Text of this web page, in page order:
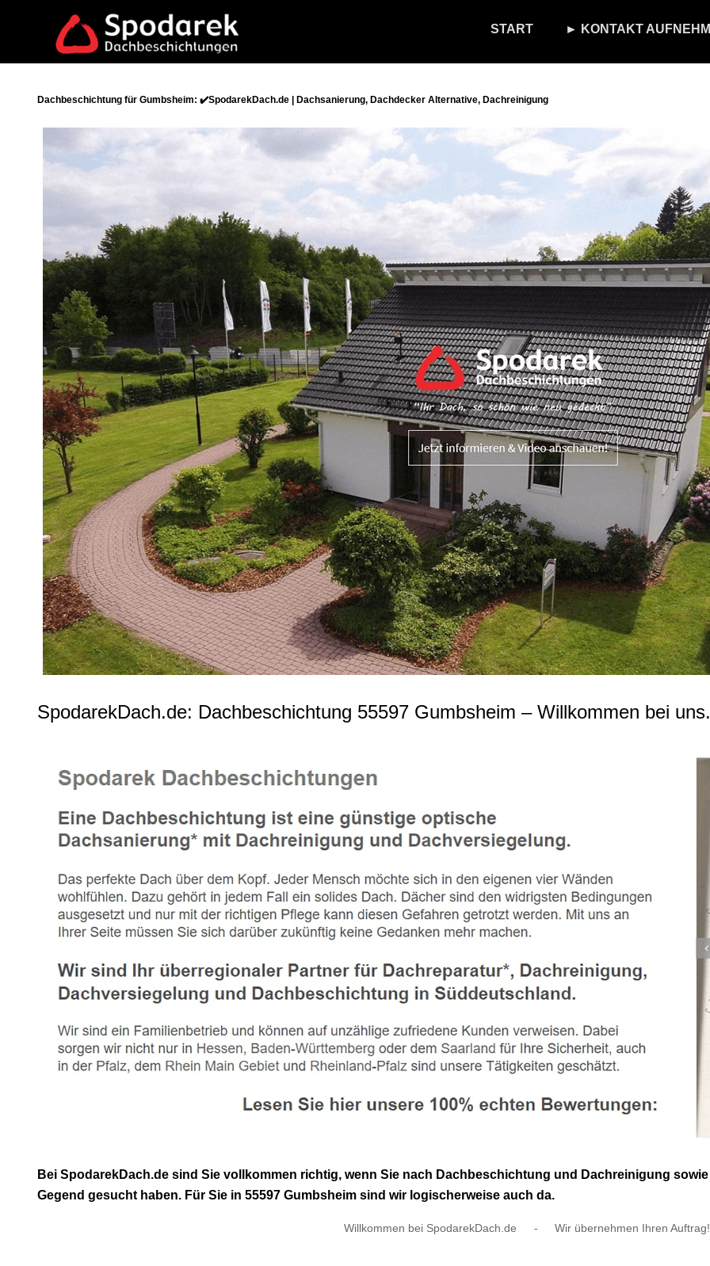
START ► KONTAKT
Dachbeschichtung für Gumbsheim: ✔️SpodarekDach.de | Dachsanierung, Dachdecker Alternative, Dachreinigung
SpodarekDach.de: Dachbeschichtung 55597 Gumbsheim – Willkommen bei uns.
Bei SpodarekDach.de sind Sie vollkommen richtig, wenn Sie nach Dachbeschichtung und Dachreinigung
Gegend gesucht haben. Für Sie in 55597 Gumbsheim sind wir logischerweise auch da.
Willkommen bei SpodarekDach.de - Wir übernehmen Ihren Auftrag!